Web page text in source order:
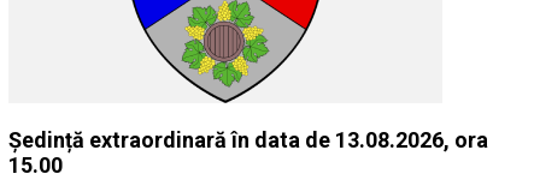
Ședință extraordinară în data de 13.08.2026, ora
15.00